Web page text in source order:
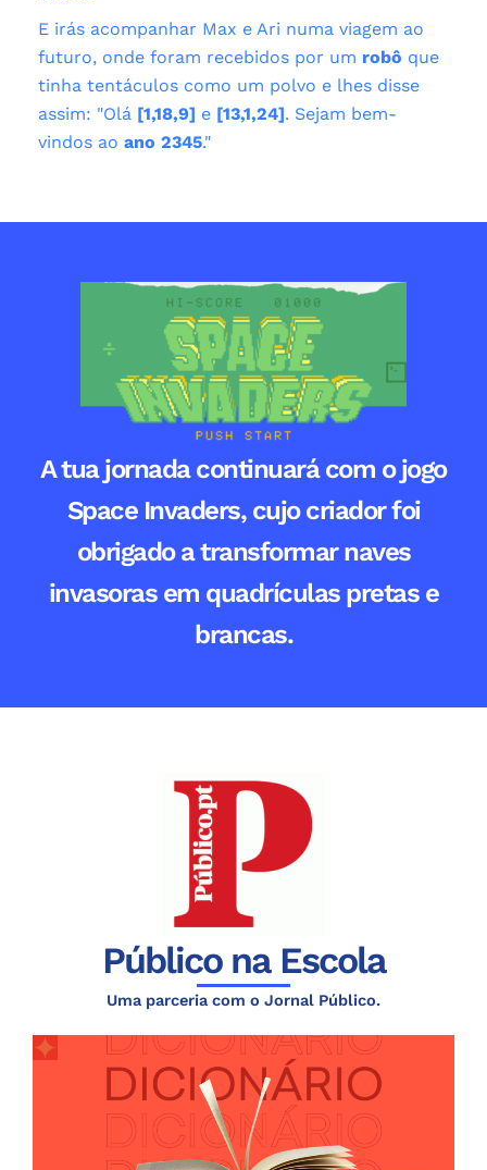
E irás acompanhar Max e Ari numa viagem ao
futuro, onde foram recebidos por um robô que
tinha tentáculos como um polvo e lhes disse
assim: "Olá [1,18,9] e [13,1,24]. Sejam bem-
vindos ao ano 2345."
A tua jornada continuará com o jogo
Space Invaders, cujo criador foi
obrigado a transformar naves
invasoras em quadrículas pretas e
brancas.
Público na Escola
Uma parceria com o Jornal Público.